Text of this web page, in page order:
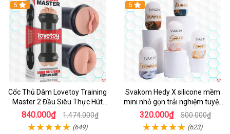
Hot
5
Cốc Thủ Dâm Lovetoy Training
Master 2 Đầu Siêu Thực Hút
Mạnh
840.000₫ 1.474.000₫
(649)
Hot
5
Svakom Hedy X silicone mềm
mini nhỏ gọn trải nghiệm tuyệt
vời
320.000₫ 500.000₫
(623)